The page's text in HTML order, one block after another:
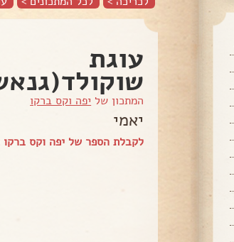
עוגת
המתכון של יפה וקס ברקו
יאמי
לקבלת הספר של יפה וקס ברקו